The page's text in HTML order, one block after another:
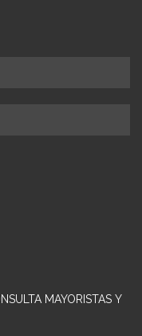
MAYORISTAS Y